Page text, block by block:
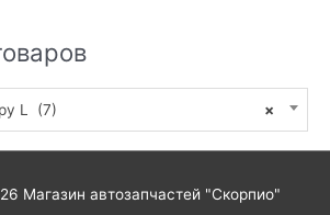
×
L (7)
Магазин автозапчастей "Скорпио"